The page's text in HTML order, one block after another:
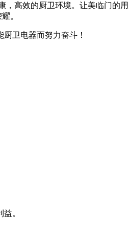
高效的厨卫环境。让美临门的用
。
卫电器而努力奋斗！
。